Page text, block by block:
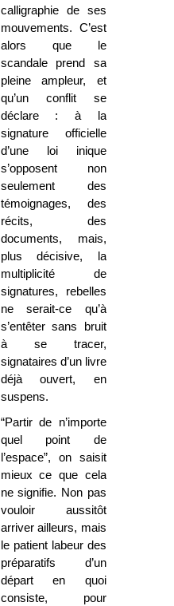
calligraphie de ses
mouvements. C’est
alors que le
scandale prend sa
pleine ampleur, et
qu’un conflit se
déclare : à la
signature officielle
d’une loi inique
s’opposent non
seulement des
témoignages, des
récits, des
documents, mais,
plus décisive, la
multiplicité de
signatures, rebelles
ne serait-ce qu’à
s’entêter sans bruit
à se tracer,
signataires d’un livre
déjà ouvert, en
suspens.
“Partir de n’importe
quel point de
l’espace”, on saisit
mieux ce que cela
ne signifie. Non pas
vouloir aussitôt
arriver ailleurs, mais
le patient labeur des
préparatifs d’un
départ en quoi
consiste, pour